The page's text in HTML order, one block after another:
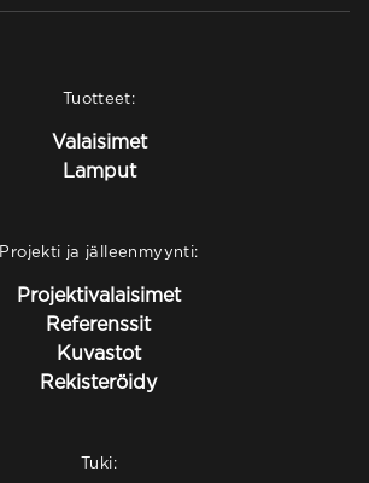
Tuotteet:
Valaisimet
Lamput
Projekti ja jälleenmyynti:
Projektivalaisimet
Referenssit
Kuvastot
Rekisteröidy
Tuki: